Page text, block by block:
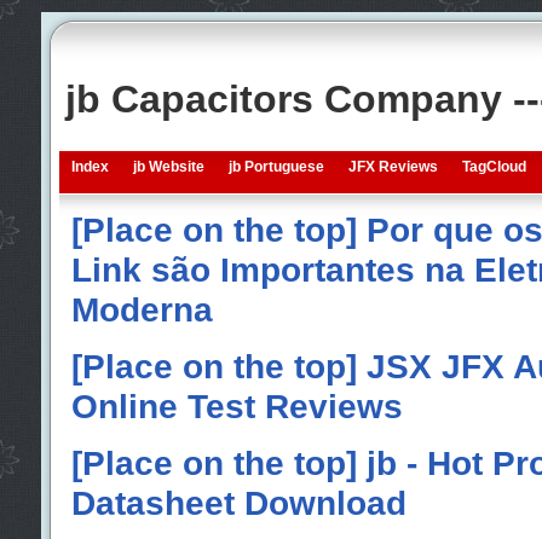
jb Capacitors Company
Index jb Website jb Portuguese JFX Reviews TagCloud
[Place on the top] Por que
Link são Importantes na
Moderna
[Place on the top] JSX JFX
Online Test Reviews
[Place on the top] jb - Hot
Datasheet Download